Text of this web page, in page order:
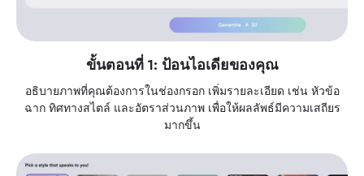
ขั้นตอนที่ 1: ป้อนไอเดียของคุณ
อธิบายภาพที่คุณต้องการในช่องกรอก เพิ่มรายละเอียด เช่น หัวข้อ
ฉาก ทิศทางสไตล์ และอัตราส่วนภาพ เพื่อให้ผลลัพธ์มีความเสถียร
มากขึ้น